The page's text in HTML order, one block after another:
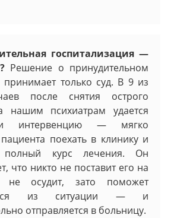
госпитализация —
Решение о принудительном
принимает только суд. В 9 из
после снятия острого
нашим психиатрам удается
интервенцию — мягко
поехать в клинику и
полный курс лечения. Он
что никто не поставит его на
осудит, зато поможет
из ситуации — и
отправляется в больницу.